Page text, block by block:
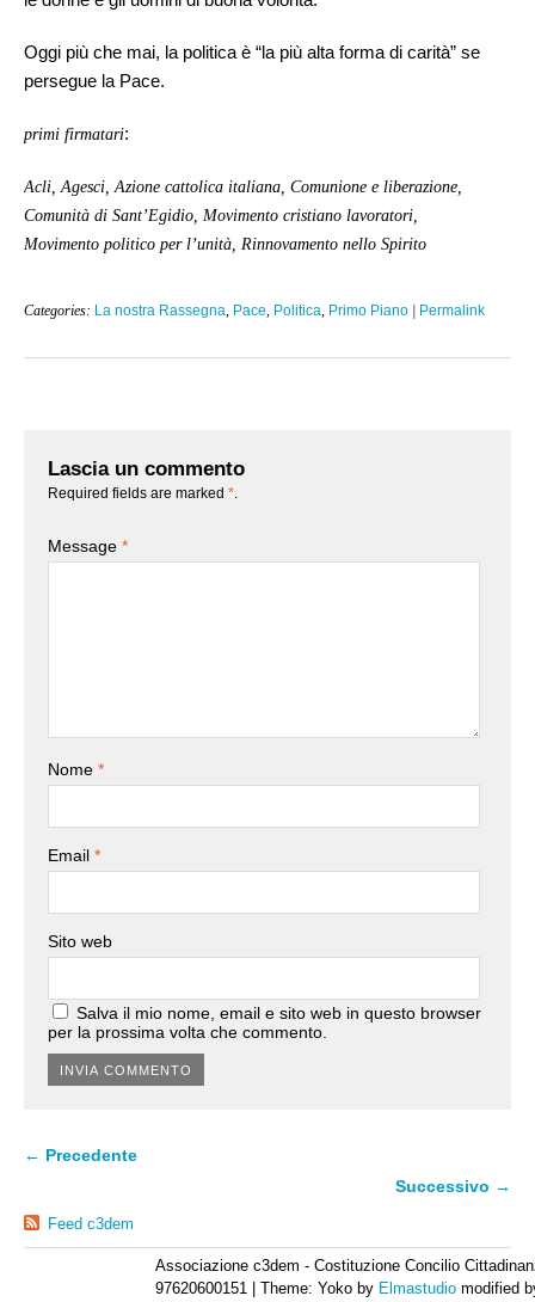
Oggi più che mai, la politica è “la più alta forma di carità” se
persegue la Pace.
primi firmatari:
Acli, Agesci, Azione cattolica italiana, Comunione e liberazione,
Comunità di Sant’Egidio, Movimento cristiano lavoratori,
Movimento politico per l’unità, Rinnovamento nello Spirito
Categories: La nostra Rassegna Pace Politica Primo Piano | Permalink
Lascia un commento
Required fields are marked *
Message *
Nome *
Email *
Sito web
Salva il mio nome, email e sito web in questo browser
per la prossima volta che commento.
← Precedente
Successivo →
Feed c3dem
Associazione c3dem - Costituzione Concilio
97620600151
Theme: Yoko by Elmastudio modified